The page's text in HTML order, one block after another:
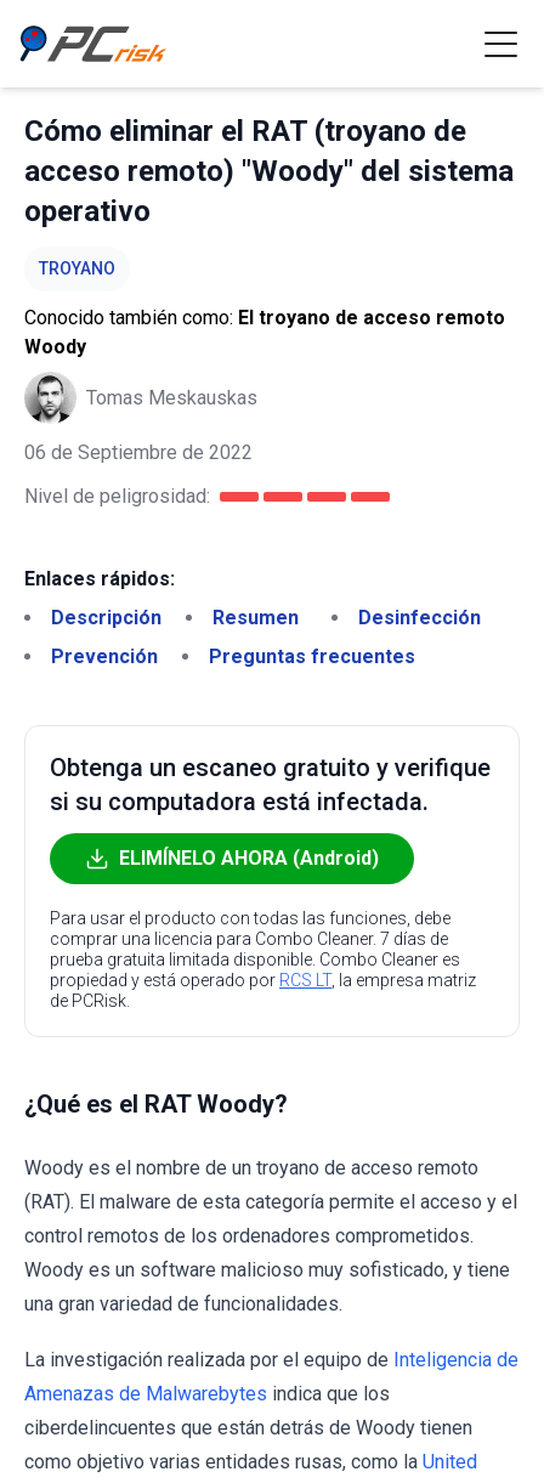
Cómo eliminar el RAT (troyano de
acceso remoto) "Woody" del sistema
operativo
TROYANO
Conocido también como: El troyano de acceso remoto
Woody
Tomas Meskauskas
06 de Septiembre de 2022
Nivel de peligrosidad:
Enlaces rápidos:
Descripción
Resumen
Desinfección
Prevención
Preguntas frecuentes
Obtenga un escaneo gratuito y verifique
si su computadora está infectada.
ELIMÍNELO AHORA (Android)
Para usar el producto con todas las funciones, debe
comprar una licencia para Combo Cleaner. 7 días de
prueba gratuita limitada disponible. Combo Cleaner es
propiedad y está operado por RCS LT, la empresa matriz
de PCRisk.
¿Qué es el RAT Woody?
Woody es el nombre de un troyano de acceso remoto
(RAT). El malware de esta categoría permite el acceso y el
control remotos de los ordenadores comprometidos.
Woody es un software malicioso muy sofisticado, y tiene
una gran variedad de funcionalidades.
La investigación realizada por el equipo de Inteligencia de
Amenazas de Malwarebytes indica que los
ciberdelincuentes que están detrás de Woody tienen
como objetivo varias entidades rusas, como la United